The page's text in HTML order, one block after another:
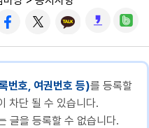
번호, 여권번호 등)를 등록할
차단 될 수 있습니다.
글을 등록할 수 없습니다.